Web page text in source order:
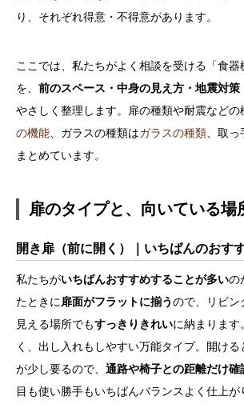
り、それぞれ得意・不得意があります。
ここでは、私たちがよく相談を受ける「食器
を、 前のスペース・中身の見え方・地震対策
やさしく整理します。扉の種類や耐震などの
の機能、ガラスの種類はガラスの種類、取っ
まとめています。
扉のタイプと、向いている場
開き扉（前に開く）｜いちばんのおす
私たちがいちばんおすすめすることが多いの
たときに扉面がフラットに揃うので、リビン
見える場所でもすっきりきれいに納まります
く、出し入れもしやすい万能タイプ。開ける
が少し要るので、 通路や椅子との距離だけ確
目も使い勝手もいちばんバランスよく仕上が